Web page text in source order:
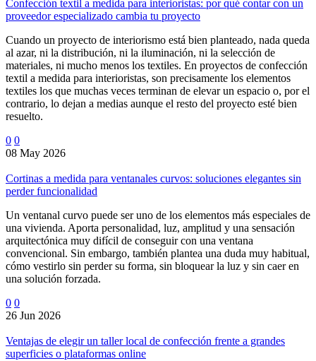
Confección textil a medida para interioristas: por qué contar con un
proveedor especializado cambia tu proyecto
Cuando un proyecto de interiorismo está bien planteado, nada queda
al azar, ni la distribución, ni la iluminación, ni la selección de
materiales, ni mucho menos los textiles. En proyectos de confección
textil a medida para interioristas, son precisamente los elementos
textiles los que muchas veces terminan de elevar un espacio o, por el
contrario, lo dejan a medias aunque el resto del proyecto esté bien
resuelto.
0 0
08 May 2026
Cortinas a medida para ventanales curvos: soluciones elegantes sin
perder funcionalidad
Un ventanal curvo puede ser uno de los elementos más especiales de
una vivienda. Aporta personalidad, luz, amplitud y una sensación
arquitectónica muy difícil de conseguir con una ventana
convencional. Sin embargo, también plantea una duda muy habitual,
cómo vestirlo sin perder su forma, sin bloquear la luz y sin caer en
una solución forzada.
0 0
26 Jun 2026
Ventajas de elegir un taller local de confección frente a grandes
superficies o plataformas online